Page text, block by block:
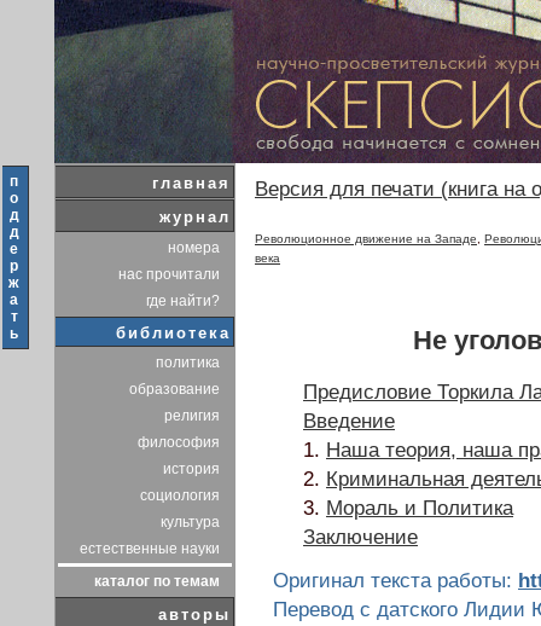
п
о
д
д
е
р
ж
а
т
ь
главная
журнал
номера
нас прочитали
где найти?
библиотека
политика
образование
религия
философия
история
социология
культура
естественные науки
каталог по темам
авторы
Версия для печати (книга на
Революционное движение на Западе
века
Не
Предисловие Торкила
Введение
1. Наша теория, наша
2. Криминальная
3. Мораль и Политика
Заключение
Оригинал текста работы:
Перевод с датского